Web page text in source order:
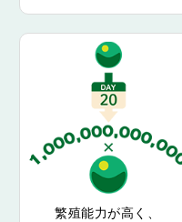
繁殖能力が高く、